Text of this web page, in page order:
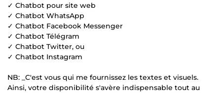
✓ Chatbot pour site web
✓ Chatbot WhatsApp
✓ Chatbot Facebook Messenger
✓ Chatbot Télégram
✓ Chatbot Twitter, ou
✓ Chatbot Instagram
NB: _C'est vous qui me fournissez les textes et visuels.
Ainsi, votre disponibilité s'avère indispensable tout au